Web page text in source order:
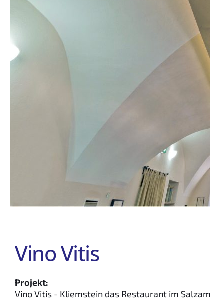
Vino Vitis
Projekt:
Vino Vitis - Kliemstein das Restaurant im